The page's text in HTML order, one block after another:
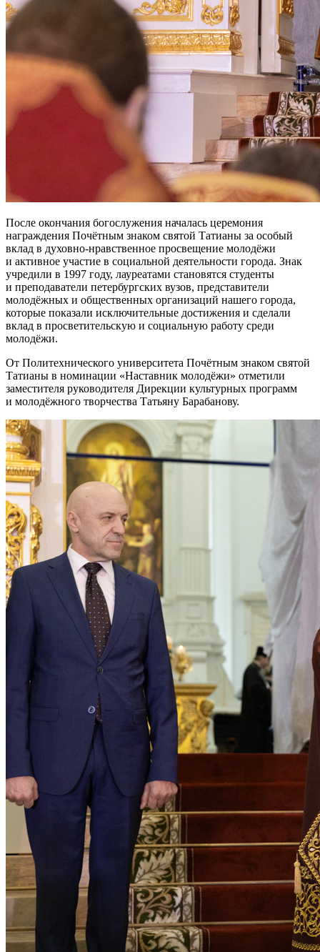
После окончания богослужения началась церемония
награждения Почётным знаком святой Татианы за особый
вклад в духовно-нравственное просвещение молодёжи
и активное участие в социальной деятельности города. Знак
учредили в 1997 году, лауреатами становятся студенты
и преподаватели петербургских вузов, представители
молодёжных и общественных организаций нашего города,
которые показали исключительные достижения и сделали
вклад в просветительскую и социальную работу среди
молодёжи.
От Политехнического университета Почётным знаком святой
Татианы в номинации «Наставник молодёжи» отметили
заместителя руководителя Дирекции культурных программ
и молодёжного творчества Татьяну Барабанову.